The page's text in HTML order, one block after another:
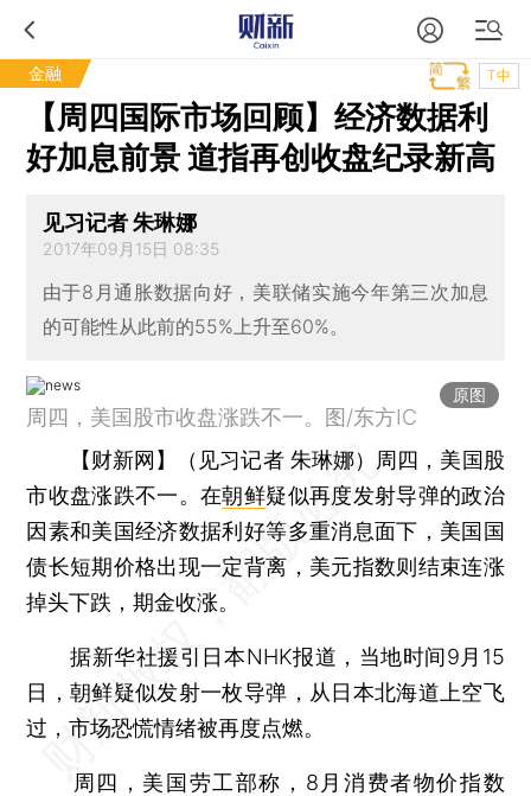
金融 T中
【周四国际市场回顾】经济数据利
好加息前景 道指再创收盘纪录新高
见习记者 朱琳娜
2017年09月15日 08:35
由于8月通胀数据向好，美联储实施今年第三次加息
的可能性从此前的55%上升至60%。
原图
周四，美国股市收盘涨跌不一。图/东方IC
【财新网】（见习记者 朱琳娜） 周四，美国股
市收盘涨跌不一。在朝鲜疑似再度发射导弹的政治
因素和美国经济数据利好等多重消息面下，美国国
债长短期价格出现一定背离，美元指数则结束连涨
掉头下跌，期金收涨。
据新华社援引日本NHK报道，当地时间9月15
日，朝鲜疑似发射一枚导弹，从日本北海道上空飞
过，市场恐慌情绪被再度点燃。
周四，美国劳工部称，8月消费者物价指数